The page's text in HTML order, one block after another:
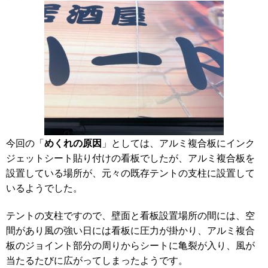
今回の「めくれの原因 」としては、アルミ複合板にインク
ジェットシート貼り付けの看板でしたが、アルミ複合板を
設置している場所が、元々の既存テントの支柱に設置して
いるようでした。
テントの支柱ですので、壁面と看板設置場所の間には、空
間があり風の強い日には看板に圧力が掛かり、アルミ複合
板のジョイント部分の周りからシートに亀裂が入り、風が
当たるたびに広がってしまったようです。